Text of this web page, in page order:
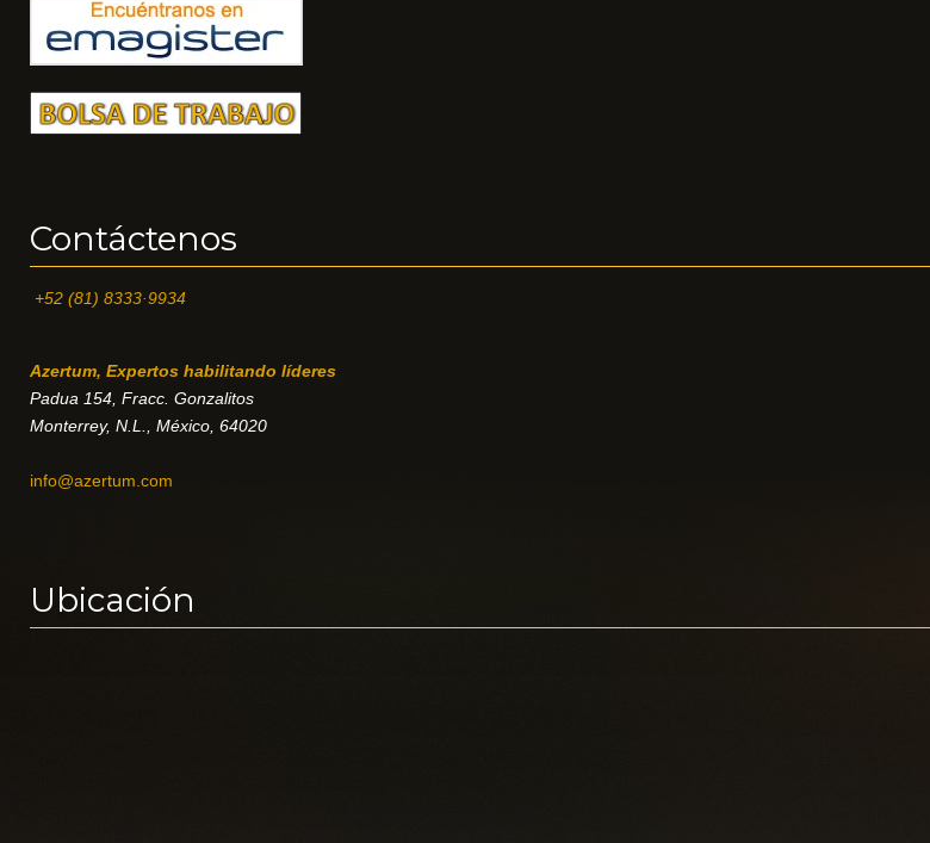
Contáctenos
+52 (81) 8333·9934
Azertum, Expertos habilitando líderes
Padua 154, Fracc. Gonzalitos
Monterrey, N.L., México, 64020
info@azertum.com
Ubicación